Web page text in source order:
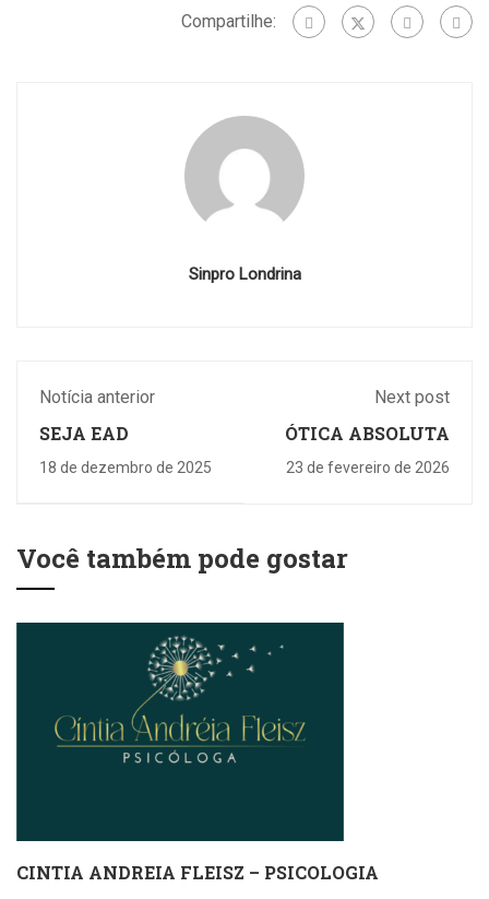
Compartilhe:
Sinpro Londrina
Notícia anterior
SEJA EAD
18 de dezembro de 2025
Next post
ÓTICA ABSOLUTA
23 de fevereiro de 2026
Você também pode gostar
CINTIA ANDREIA FLEISZ – PSICOLOGIA